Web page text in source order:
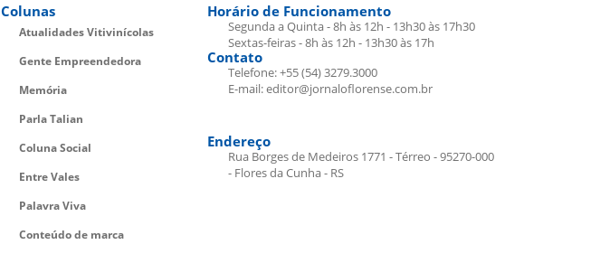
Colunas
Atualidades Vitivinícolas
Gente Empreendedora
Memória
Parla Talian
Coluna Social
Entre Vales
Palavra Viva
Conteúdo de marca
Horário de Funcionamento
Segunda a Quinta - 8h às 12h - 13h30 às 17h30
Sextas-feiras - 8h às 12h - 13h30 às 17h
Contato
Telefone: +55 (54) 3279.3000
E-mail: editor@jornaloflorense.com.br
Endereço
Rua Borges de Medeiros 1771 - Térreo - 95270-000
- Flores da Cunha - RS